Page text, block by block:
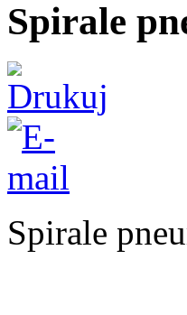
Spirale
Spirale